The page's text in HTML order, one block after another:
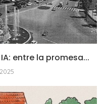
entre la promesa...